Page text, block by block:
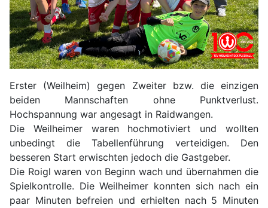
Erster (Weilheim) gegen Zweiter bzw. die einzigen
beiden Mannschaften ohne Punktverlust.
Hochspannung war angesagt in Raidwangen.
Die Weilheimer waren hochmotiviert und wollten
unbedingt die Tabellenführung verteidigen. Den
besseren Start erwischten jedoch die Gastgeber.
Die Roigl waren von Beginn wach und übernahmen die
Spielkontrolle. Die Weilheimer konnten sich nach ein
paar Minuten befreien und erhielten nach 5 Minuten